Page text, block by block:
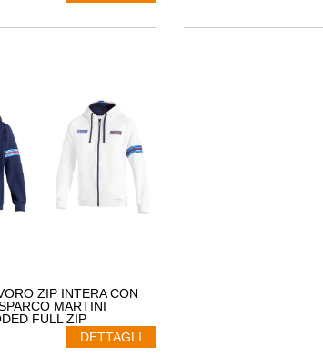
ZIP INTERA CON
MARTINI
FULL ZIP
DETTAGLI